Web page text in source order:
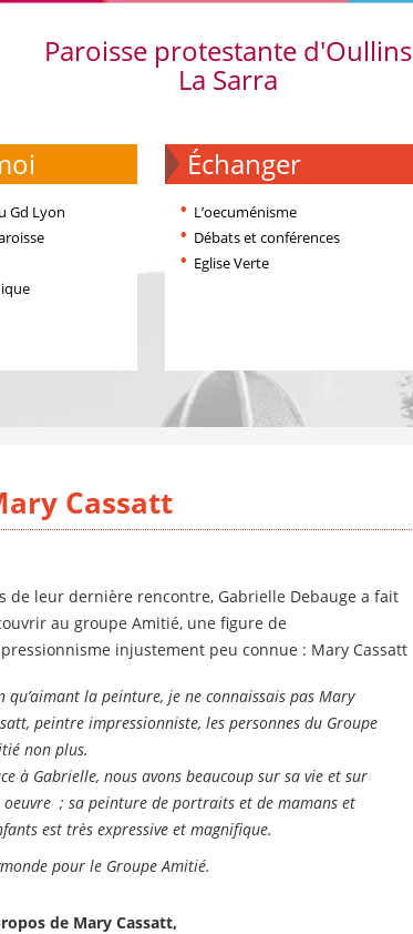
Paroisse protestante d'Oullins
La Sarra
Gd Lyon
échanger
L’oecuménisme
Débats et conférences
Eglise Verte
Cassatt
de leur dernière rencontre, Gabrielle Debauge a fait
au groupe Amitié, une figure de
injustement peu connue : Mary Cassatt
qu’aimant la peinture, je ne connaissais pas Mary
peintre impressionniste, les personnes du Groupe
non plus.
à Gabrielle, nous avons beaucoup sur sa vie et sur
oeuvre ; sa peinture de portraits et de mamans et
est très expressive et magnifique.
pour le Groupe Amitié.
de Mary Cassatt,